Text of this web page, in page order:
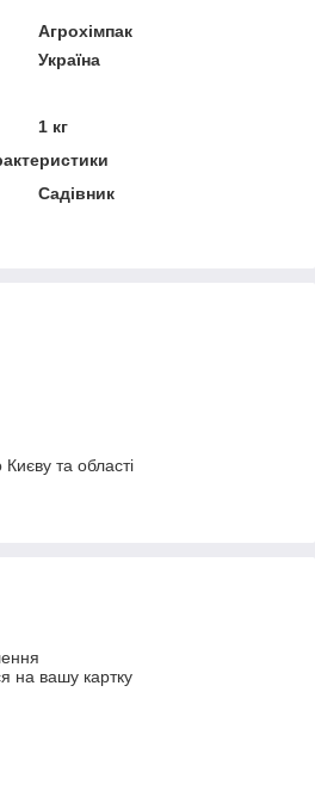
Агрохімпак
Україна
1 кг
Садівник
та області
на вашу картку